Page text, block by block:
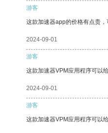
游客
这款加速器app的价格有点贵
2024-09-01
游客
这款加速器VPM应用程序可以
2024-09-01
游客
这款加速器VPM应用程序可以